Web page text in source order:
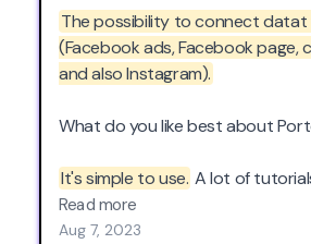
What problems is Porter solving
Spending too much time
The possibility to connect datat
(Facebook ads, Facebook page,
and also Instagram).
What do you like best about
It's simple to use. A lot of
possibility to talk to someone
least, a lot of templates to help
Read more
Aug 7, 2023